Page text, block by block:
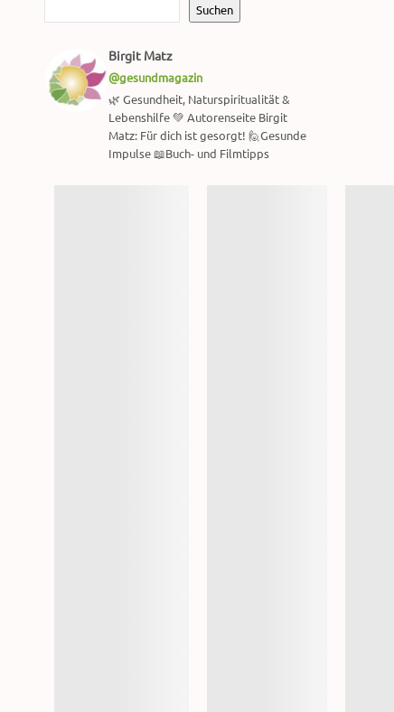
Suchen
Birgit Matz
@gesundmagazin
🌿 Gesundheit, Naturspiritualität &
Lebenshilfe 💚 Autorenseite Birgit
Matz: Für dich ist gesorgt! 🙋Gesunde
Impulse 📖Buch- und Filmtipps